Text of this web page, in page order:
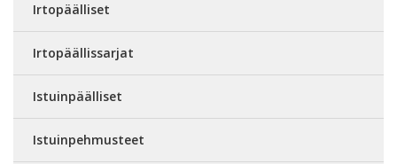
Irtopäälliset
Irtopäällissarjat
Istuinpäälliset
Istuinpehmusteet